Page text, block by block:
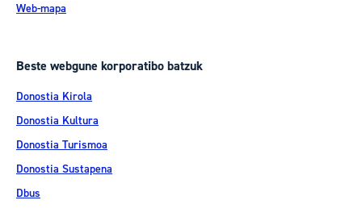
Web-mapa
Beste webgune korporatibo batzuk
Donostia Kirola
Donostia Kultura
Donostia Turismoa
Donostia Sustapena
Dbus